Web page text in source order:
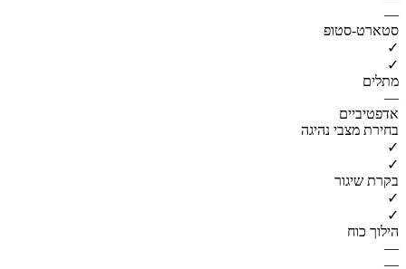
—
סטארט-סטופ
✓
✓
מתלים
—
אדפטיביים
בחירת מצבי נהיגה
✓
✓
בקרת שיגור
✓
✓
הילוך כוח
—
—